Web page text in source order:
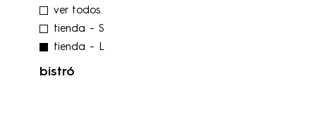
ver todos
tienda - S
tienda - L
bistró